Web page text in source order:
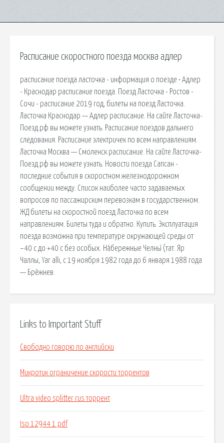
Расписание скоростного поезда москва адлер
расписание поезда ласточка - информация о поезде • Адлер
- Краснодар расписание поезда. Поезд Ласточка - Ростов -
Сочи - расписание 2019 год, билеты на поезд Ласточка.
Ласточка Краснодар — Адлер расписание. На сайте Ласточка-
Поезд.рф вы можете узнать. Расписание поездов дальнего
следования. Расписание электричек по всем направлениям.
Ласточка Москва — Смоленск расписание. На сайте Ласточка-
Поезд.рф вы можете узнать. Новости поезда Сапсан -
последние события в скоростном железнодорожном
сообщении между. Список наиболее часто задаваемых
вопросов по пассажирским перевозкам в государственном.
ЖД билеты на скоростной поезд Ласточка по всем
направлениям. Билеты туда и обратно. Купить. Эксплуатация
поезда возможна при температуре окружающей среды от
−40 c до +40 c без особых. На́бережные Челны́ (тат. Яр
Чаллы, Yar allı, с 19 ноября 1982 года до 6 января 1988 года
— Бре́жнев.
Links to Important Stuff
Свободно говорю по английски
Микротик ограничение скорости торрентов
Ultra video splitter rus торрент
Iso 12944 1 pdf